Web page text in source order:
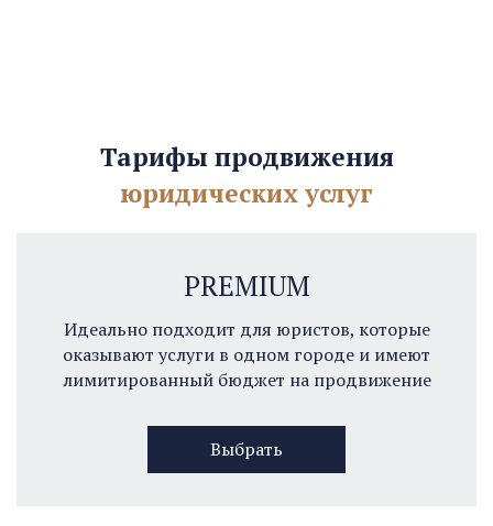
Тарифы продвижения
юридических услуг
PREMIUM
Идеально подходит для юристов, которые
оказывают услуги в одном городе и имеют
лимитированный бюджет на продвижение
Выбрать